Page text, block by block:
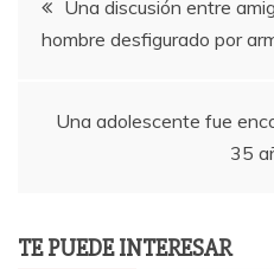
de
entradas
Una discusión entre
hombre desfigurado por
Una adolescente fue
35
TE PUEDE INTERESAR